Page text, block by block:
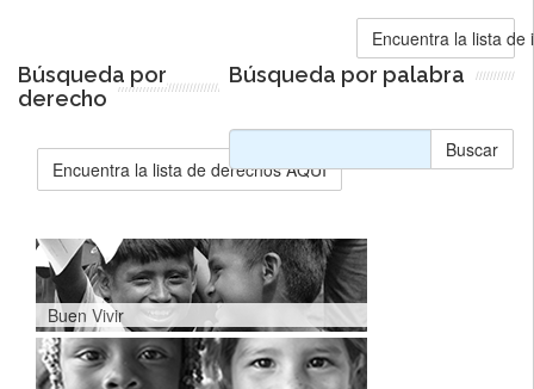
Encuentra la lista de
Búsqueda por
derecho
Encuentra la lista de derechos AQUÍ
Búsqueda por palabra
Buscar
Buen Vivir